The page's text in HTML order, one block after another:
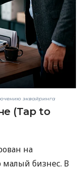
эквайринга
(Tap to
на
бизнес. В